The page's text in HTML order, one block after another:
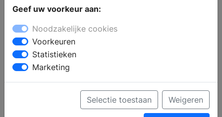
een bezoek aan een haardenspecialist vindt u
verschillende houtkachels, open haarden,
gashaarden, gaskachels, pellet kachels en cv-
houthaarden. De deskundige medewerkers kunnen u
adviseren bij het kiezen van een model, passend bij
uw woning en uw wensen. Ook over een vakkundige
installatie van uw eigen haard en het onderhoud kan
de haardenspeciaalzaak u met professioneel advies
Geef uw voorkeur aan:
Noodzakelijke cookies
Voorkeuren
Statistieken
Marketing
Selectie toestaan Weigeren